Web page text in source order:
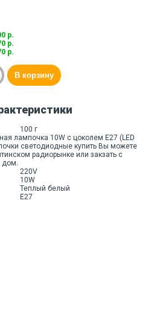
р.
р.
р.
100 г
лампочка 10W с цоколем E27 (LED
светодиодные купить Вы можете
радиорынке или закзать с
дом.
220V
10W
Теплый белый
E27